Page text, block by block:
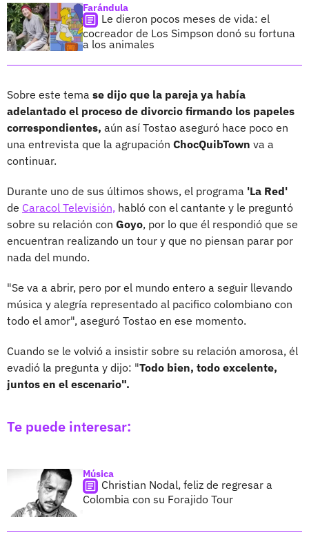
Farándula
Le dieron pocos meses de vida: el
cocreador de Los Simpson donó su fortuna
a los animales
Sobre este tema se dijo que la pareja ya había
adelantado el proceso de divorcio firmando los papeles
correspondientes, aún así Tostao aseguró hace poco en
una entrevista que la agrupación ChocQuibTown va a
continuar.
Durante uno de sus últimos shows, el programa 'La Red'
de Caracol Televisión, habló con el cantante y le preguntó
sobre su relación con Goyo, por lo que él respondió que se
encuentran realizando un tour y que no piensan parar por
nada del mundo.
"Se va a abrir, pero por el mundo entero a seguir llevando
música y alegría representado al pacifico colombiano con
todo el amor", aseguró Tostao en ese momento.
Cuando se le volvió a insistir sobre su relación amorosa, él
evadió la pregunta y dijo: "Todo bien, todo excelente,
juntos en el escenario".
Te puede interesar:
Música
Christian Nodal, feliz de regresar a
Colombia con su Forajido Tour